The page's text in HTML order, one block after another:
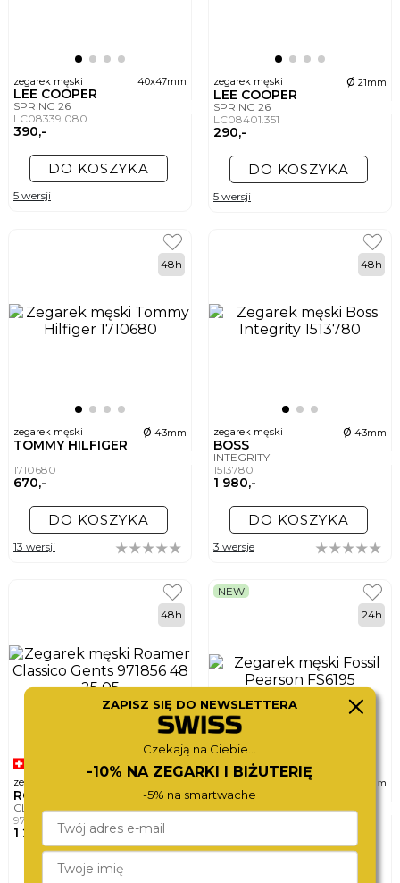
zegarek męski 40x47mm
LEE COOPER
SPRING 26
LC08339.080
390,-
DO KOSZYKA
5 wersji
zegarek męski ø 21mm
LEE COOPER
SPRING 26
LC08401.351
290,-
DO KOSZYKA
5 wersji
zegarek męski ø 43mm
TOMMY HILFIGER
1710680
670,-
48h
DO KOSZYKA
13 wersji
zegarek męski ø 43mm
BOSS
INTEGRITY
1513780
1 980,-
48h
DO KOSZYKA
3 wersje
zegarek męski ø
ROAMER
CLASSICO GENTS
971856 48 25 05
1 280,-
48h
DO KOSZYKA
42mm
FOSSIL
PEARSON
NEW
24h
ZAPISZ SIĘ DO NEWSLETTERA
Czekają na Ciebie...
-10% NA ZEGARKI I BIŻUTERIĘ
-5% na smartwache